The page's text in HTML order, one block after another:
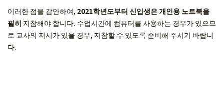
이러한 점을 감안하여, 2021학년도부터 신입생은 개인용 노트북을
필히 지참해야 합니다. 수업시간에 컴퓨터를 사용하는 경우가 있으므
로 교사의 지시가 있을 경우, 지참할 수 있도록 준비해 주시기 바랍니
다.